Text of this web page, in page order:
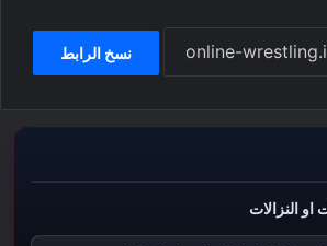
نسخ الرابط
او النزالات